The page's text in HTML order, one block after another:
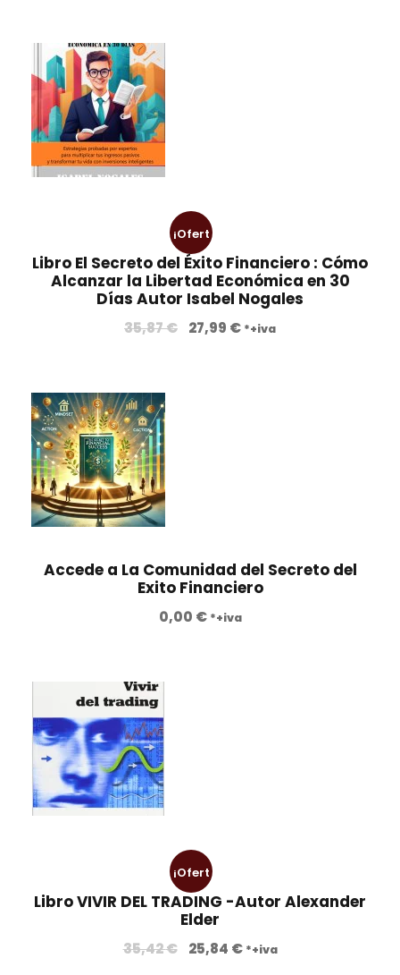
¡Ofert
a!
Libro El Secreto del Éxito Financiero : Cómo
Alcanzar la Libertad Económica en 30
Días Autor Isabel Nogales
35,87€ 27,99 € *+iva
Accede a La Comunidad del Secreto del
Exito Financiero
0,00 € *+iva
¡Ofert
a!
Libro VIVIR DEL TRADING -Autor Alexander
Elder
35,42€ 25,84 € *+iva